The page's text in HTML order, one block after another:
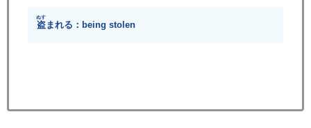
盗
ぬす
まれる：being stolen